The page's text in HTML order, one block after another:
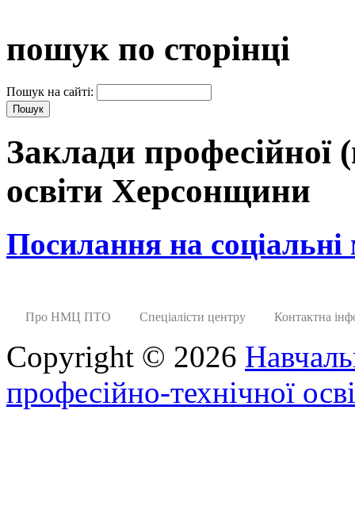
пошук по сторінці
Пошук на сайті:
Заклади професійної
освіти Херсонщини
Посилання на соціальні
Про НМЦ ПТО Спеціалісти центру Контактна
Copyright © 2026
професійно-технічної